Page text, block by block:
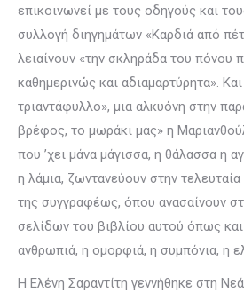
επικοινωνεί με τους οδηγούς και
συλλογή διηγημάτων «Καρδιά από
λειαίνουν «την σκληράδα του πόνου
καθημερινώς και αδιαμαρτύρητα».
τριαντάφυλλο», μια αλκυόνη στην
βρέφος, το μωράκι μας» η
που ’χει μάνα μάγισσα, η θάλασσα η
η λάμια, ζωντανεύουν στην
της συγγραφέως, όπου ανασαίνουν
σελίδων του βιβλίου αυτού όπως
ανθρωπιά, η ομορφιά, η συμπόνια, η
Η Ελένη Σαραντίτη γεννήθηκε στη